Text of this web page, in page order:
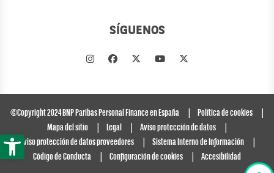
Abrir barra de herramientas
SÍGUENOS
©Copyright 2024 BNP Paribas Personal Finance en España
Política de cookies
Mapa del sitio
Legal
Aviso protección de datos
Aviso protección de datos proveedores
Sistema Interno de Información
Código de Conducta
Configuración de cookies Accesibilidad